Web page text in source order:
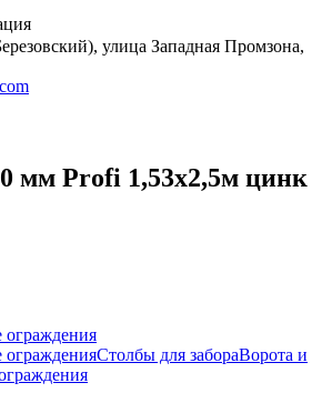
улица Западная Промзона,
мм Profi 1,53х2,5м цинк
ограждения
огражденияСтолбы для забораВорота и